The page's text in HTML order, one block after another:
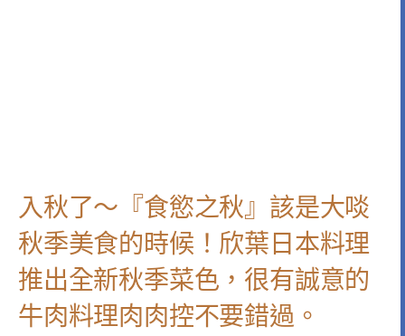
入秋了～『食慾之秋』該是大啖
秋季美食的時候！欣葉日本料理
推出全新秋季菜色，很有誠意的
牛肉料理肉肉控不要錯過。